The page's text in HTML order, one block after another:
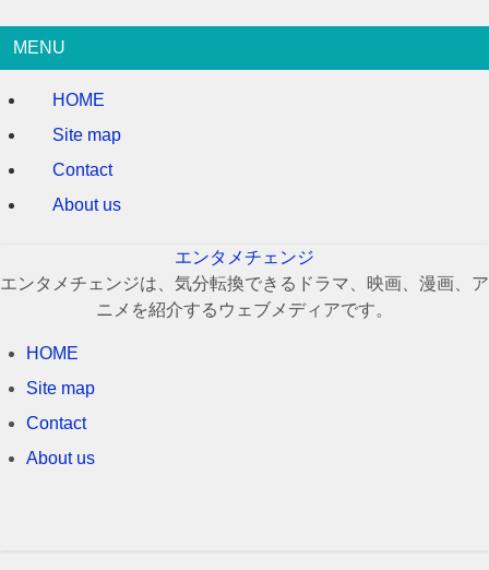
MENU
HOME
Site map
Contact
About us
エンタメチェンジ
エンタメチェンジは、気分転換できるドラマ、映画、漫画、ア
ニメを紹介するウェブメディアです。
HOME
Site map
Contact
About us